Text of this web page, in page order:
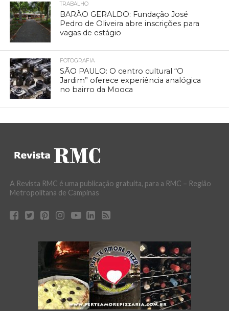
TRABALHO
BARÃO GERALDO: Fundação José
Pedro de Oliveira abre inscrições para
vagas de estágio
FOTOGRAFIA
SÃO PAULO: O centro cultural “O
Jardim” oferece experiência analógica
no bairro da Mooca
A Revista RMC é uma publicação gratuita, para a RMC – Região
Metropolitana de Campinas